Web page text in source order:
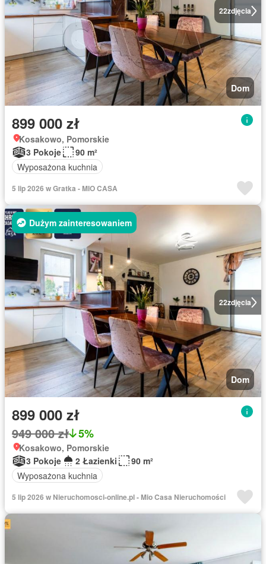
22zdjęcia
Dom
899 000 zł
Kosakowo, Pomorskie
3 Pokoje
90 m²
Wyposażona kuchnia
5 lip 2026 w Gratka - MIO CASA
22zdjęcia
Dużym zainteresowaniem
Dom
899 000 zł
949 000 zł 5%
Kosakowo, Pomorskie
3 Pokoje
2 Łazienki
90 m²
Wyposażona kuchnia
5 lip 2026 w Nieruchomosci-online.pl - Mio Casa Nieruchomości